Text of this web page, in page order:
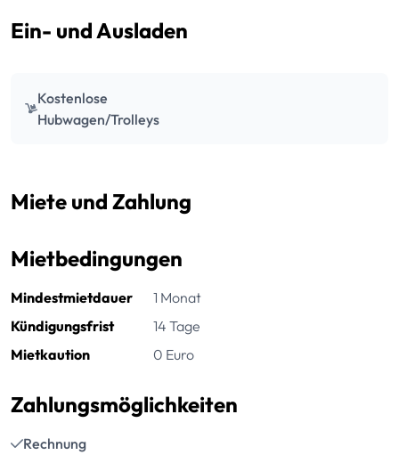
Ein- und Ausladen
Kostenlose
Hubwagen/Trolleys
Miete und Zahlung
Mietbedingungen
Mindestmietdauer
1 Monat
Kündigungsfrist
14 Tage
Mietkaution
0 Euro
Zahlungsmöglichkeiten
Rechnung